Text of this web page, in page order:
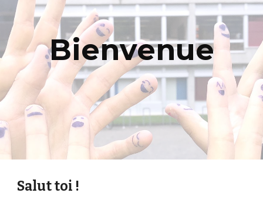
Bienvenue
Salut toi !